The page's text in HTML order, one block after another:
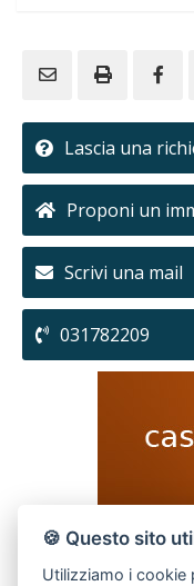
Lascia una
Proponi un
Scrivi una mail
031782209
🍪 Questo sito
Utilizziamo i cookie